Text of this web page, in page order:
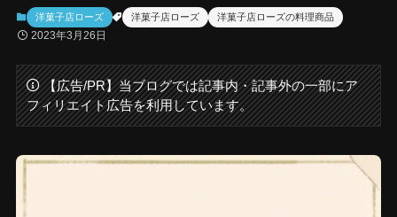
洋菓子店ローズ 洋菓子店ローズ 洋菓子店ローズの料理商品
2023年3月26日
【広告/PR】当ブログでは記事内・記事外の一部にア
フィリエイト広告を利用しています。